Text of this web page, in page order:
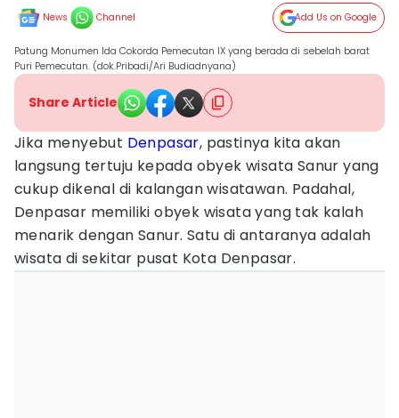
News Channel Add Us on Google
Patung Monumen Ida Cokorda Pemecutan IX yang berada di sebelah barat
Puri Pemecutan. (dok.Pribadi/Ari Budiadnyana)
Share Article
Jika menyebut Denpasar, pastinya kita akan
langsung tertuju kepada obyek wisata Sanur yang
cukup dikenal di kalangan wisatawan. Padahal,
Denpasar memiliki obyek wisata yang tak kalah
menarik dengan Sanur. Satu di antaranya adalah
wisata di sekitar pusat Kota Denpasar.